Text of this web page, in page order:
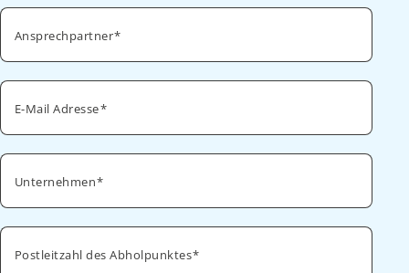
Ansprechpartner
E-Mail Adresse
Unternehmen
Postleitzahl des Abholpunktes